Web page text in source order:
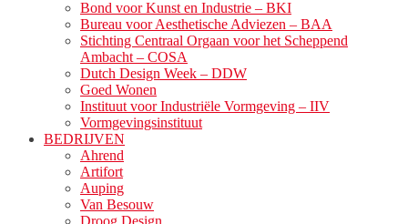
Bond voor Kunst en Industrie – BKI
Bureau voor Aesthetische Adviezen – BAA
Stichting Centraal Orgaan voor het Scheppend
Ambacht – COSA
Dutch Design Week – DDW
Goed Wonen
Instituut voor Industriële Vormgeving – IIV
Vormgevingsinstituut
BEDRIJVEN
Ahrend
Artifort
Auping
Van Besouw